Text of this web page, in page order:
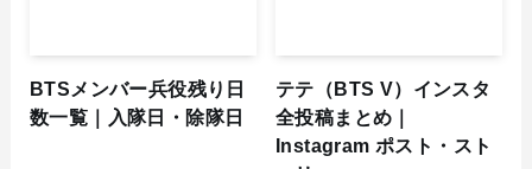
BTSメンバー兵役残り日
数一覧｜入隊日・除隊日
テテ（BTS V）インスタ
全投稿まとめ｜
Instagram ポスト・スト